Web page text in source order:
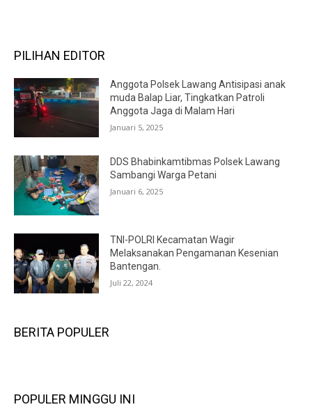
PILIHAN EDITOR
Anggota Polsek Lawang Antisipasi anak
muda Balap Liar, Tingkatkan Patroli
Anggota Jaga di Malam Hari
Januari 5, 2025
DDS Bhabinkamtibmas Polsek Lawang
Sambangi Warga Petani
Januari 6, 2025
TNI-POLRI Kecamatan Wagir
Melaksanakan Pengamanan Kesenian
Bantengan.
Juli 22, 2024
BERITA POPULER
POPULER MINGGU INI